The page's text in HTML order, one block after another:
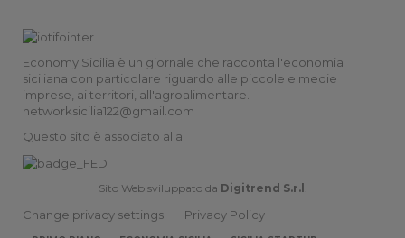
Economy Sicilia è un giornale che racconta l'economia
siciliana con particolare riguardo alle piccole e medie
imprese, ai territori, all'agroalimentare.
networksicilia122@gmail.com
Questo sito è associato alla
Sito Web sviluppato da Digitrend S.r.l
Change privacy settings Privacy Policy